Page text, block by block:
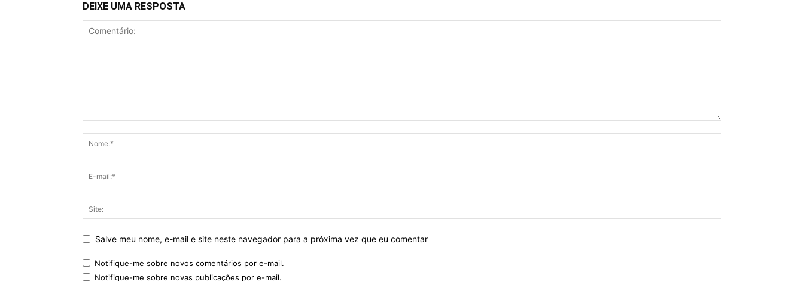
DEIXE UMA RESPOSTA
Salve meu nome, e-mail e site neste navegador para a próxima vez que eu comentar
Notifique-me sobre novos comentários por e-mail.
Notifique-me sobre novas publicações por e-mail.